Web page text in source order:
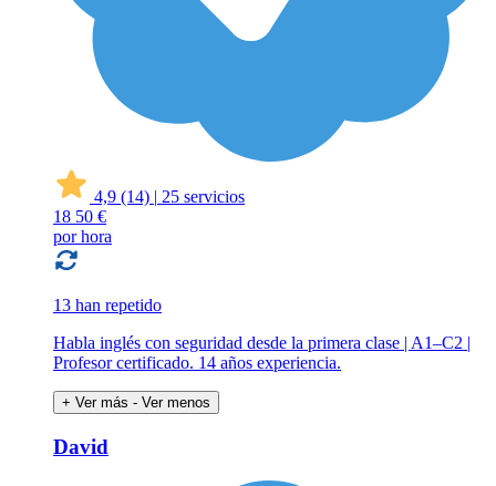
4,9 (14) | 25 servicios
18 50 €
por hora
13 han repetido
Habla inglés con seguridad desde la primera clase | A1–C2 |
Profesor certificado. 14 años experiencia.
+ Ver más - Ver menos
David